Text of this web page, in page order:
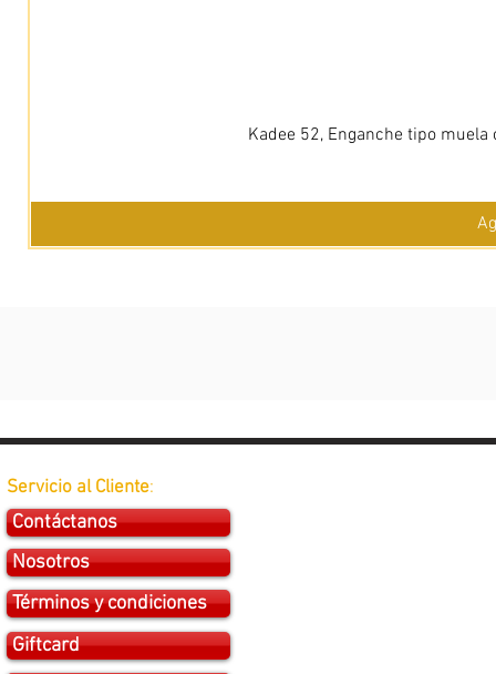
Kadee 52, Enganche tipo
Servicio al Cliente:
Contáctanos
Nosotros
Términos y condiciones
Giftcard